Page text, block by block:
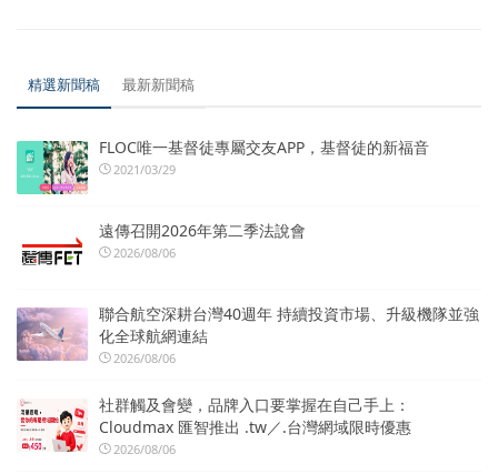
精選新聞稿 最新新聞稿
FLOC唯一基督徒專屬交友APP，基督徒的新福音
2021/03/29
遠傳召開2026年第二季法說會
2026/08/06
聯合航空深耕台灣40週年 持續投資市場、升級機隊並強
化全球航網連結
2026/08/06
社群觸及會變，品牌入口要掌握在自己手上：
Cloudmax 匯智推出 .tw／.台灣網域限時優惠
2026/08/06